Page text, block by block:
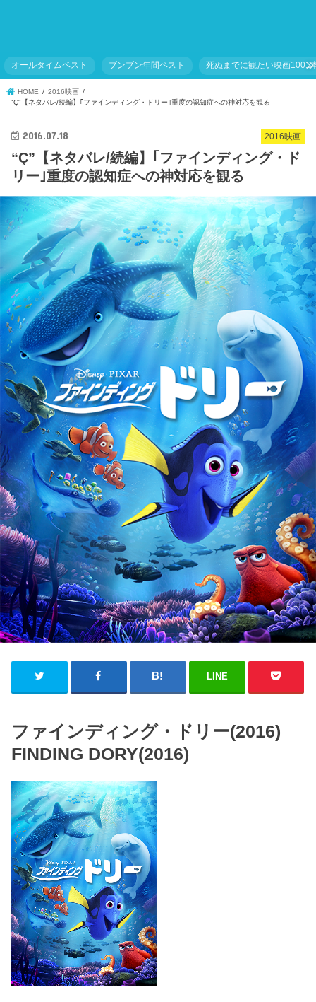
オールタイムベスト ブンブン年間ベスト 死ぬまでに観たい映画1001
HOME
2016映画
"Ç"【ネタバレ/続編】｢ファインディング・ドリー｣重度の認知症への神対応を観る
2016映画
2016.07.18
“Ç”【ネタバレ/続編】｢ファインディング・ド
リー｣重度の認知症への神対応を観る
LINE
ファインディング・ドリー(2016)
FINDING DORY(2016)